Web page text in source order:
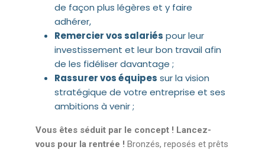
de façon plus légères et y faire
adhérer,
Remercier vos salariés pour leur
investissement et leur bon travail afin
de les fidéliser davantage ;
Rassurer vos équipes sur la vision
stratégique de votre entreprise et ses
ambitions à venir ;
Vous êtes séduit par le concept ! Lancez-
vous pour la rentrée ! Bronzés, reposés et prêts